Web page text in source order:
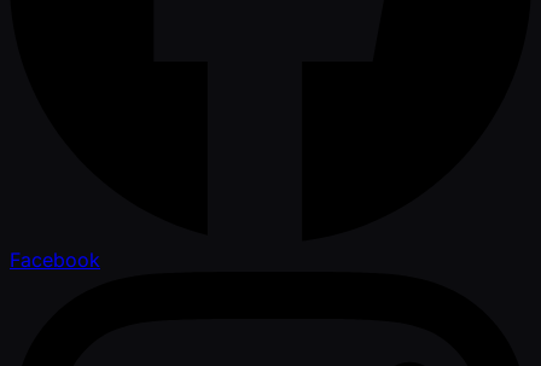
Facebook